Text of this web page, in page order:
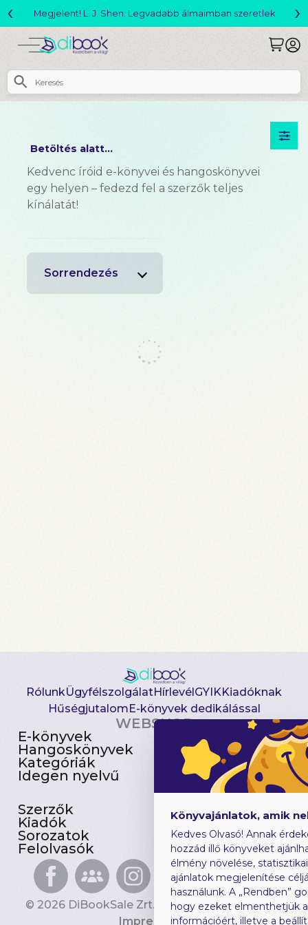
Megjelent! L. J. Shen: Legvadabb álmaimban szeretlek
‹ ›
Betöltés alatt...
Kedvenc íróid e-könyvei és hangoskönyvei
egy helyen – fedezd fel a szerzők teljes
kínálatát!
Sorrendezés
RólunkÜgyfélszolgálatHírlevélGYIKKiadóknak
HűségjutalomE-könyvek dedikálással
WEBSHOP
E-könyvek
Hangoskönyvek
Kategóriák
Idegen nyelvű
Csomagajánlatok
Akciósak
Előjegyezhetők
Újdonságok
Szerzők
Kiadók
Sorozatok
Felolvasók
Gyerekkönyvek
Heti toplista
Ajándékutalvány
Blog
© 2026 DiBookSale Zrt. Minden jog fenntartva.
Impresszum
Könyvajánlatok, amik
Kedves Olvasó! Annak
hozzád illő könyveket
élmény növelése,
ajánlatok megjelenítése
használunk. A „Rendben”
hogy ezeket elmenthetjük
információért, illetve a